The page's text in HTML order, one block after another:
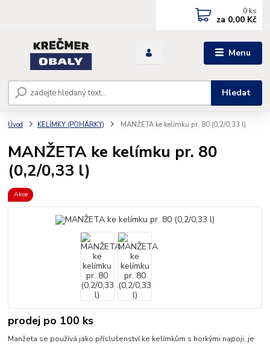
Menu
Hledat
0 ks
za 0,00 Kč
Úvod KELÍMKY (POHÁRKY) MANŽETA ke kelímku pr. 80 (0,2/0,33 l)
MANŽETA ke kelímku pr. 80
(0,2/0,33 l)
Akce
prodej po 100 ks
Manžeta se používá jako příslušenství ke kelímkům s horkými napoji, je